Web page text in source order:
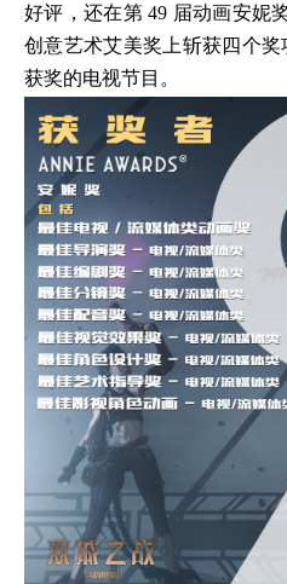
好评，还在第 49 届动画安妮
创意艺术艾美奖上斩获四个奖
获奖的电视节目。